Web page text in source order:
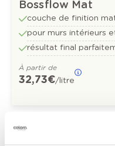
Bossflow Mat
couche de finition
pour murs intérieurs
résultat final
À partir de
32,73 €/litre
Découvrez plus